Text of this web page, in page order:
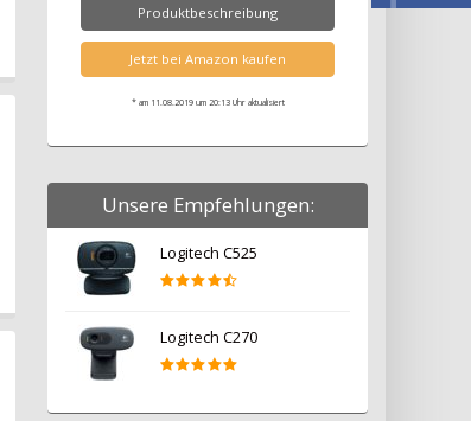
Produktbeschreibung
Jetzt bei Amazon kaufen
* am 11.08.2019 um 20:13 Uhr aktualisiert
Unsere Empfehlungen:
Logitech C525
Logitech C270